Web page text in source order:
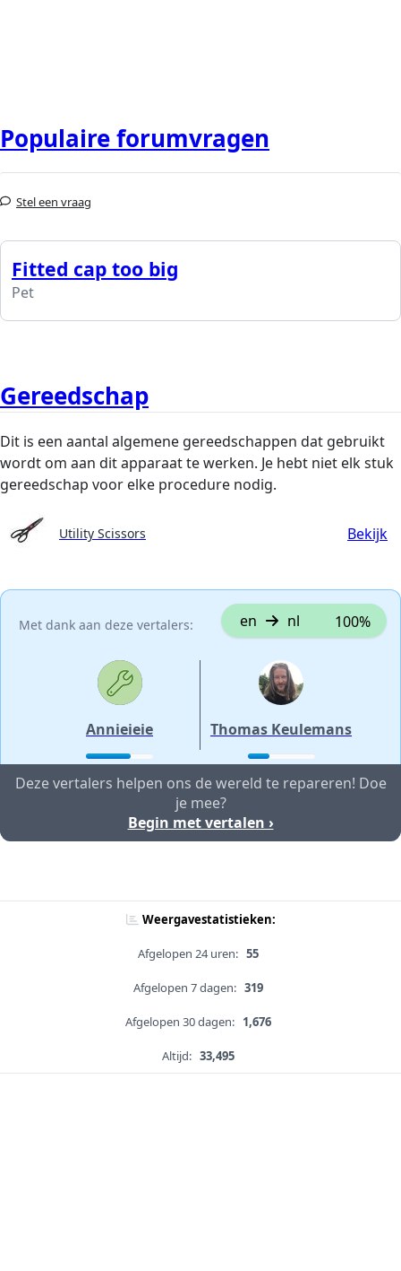
Populaire forumvragen
Stel een vraag
Fitted cap too big
Pet
Gereedschap
Dit is een aantal algemene gereedschappen dat gebruikt
wordt om aan dit apparaat te werken. Je hebt niet elk stuk
gereedschap voor elke procedure nodig.
Utility Scissors Bekijk
Met dank aan deze vertalers: en nl 100%
Annieieie Thomas Keulemans
Deze vertalers helpen ons de wereld te repareren! Doe
je mee?
Begin met vertalen ›
Weergavestatistieken:
Afgelopen 24 uren: 55
Afgelopen 7 dagen: 319
Afgelopen 30 dagen: 1,676
Altijd: 33,495